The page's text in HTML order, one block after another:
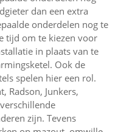
dan een extra
onderdelen nog te
tijd om te kiezen voor
in plaats van te
Ook de
spelen hier een rol.
Radson, Junkers,
zijn. Tevens